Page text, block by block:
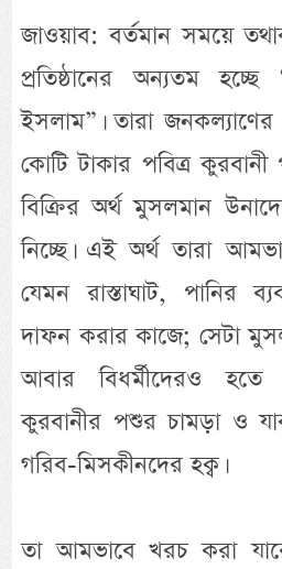
জাওয়াব: বর্তমান সময়ে
প্রতিষ্ঠানের অন্যতম
ইসলাম”। তারা
কোটি টাকার পবিত্র
বিক্রির অর্থ মুসলমান
নিচ্ছে। এই অর্থ তারা
যেমন রাস্তাঘাট, পানির
দাফন করার কাজে; সেটা
আবার বিধর্মীদেরও হতে
কুরবানীর পশুর চামড়া ও
গরিব-মিসকীনদের হক্ব।
তা আমভাবে খরচ করা